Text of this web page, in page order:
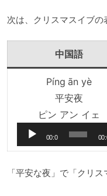
次は、クリスマスイブの
中国語
Píng ān yè
平安夜
ピン アン イェ
00:0
「平安な夜」で「クリ